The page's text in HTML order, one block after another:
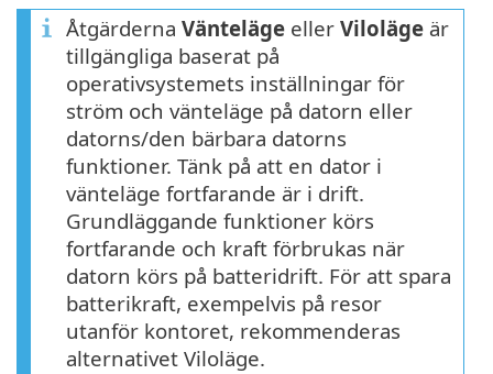
Åtgärderna Vänteläge eller Viloläge är
tillgängliga baserat på
operativsystemets inställningar för
ström och vänteläge på datorn eller
datorns/den bärbara datorns
funktioner. Tänk på att en dator i
vänteläge fortfarande är i drift.
Grundläggande funktioner körs
fortfarande och kraft förbrukas när
datorn körs på batteridrift. För att spara
batterikraft, exempelvis på resor
utanför kontoret, rekommenderas
alternativet Viloläge.